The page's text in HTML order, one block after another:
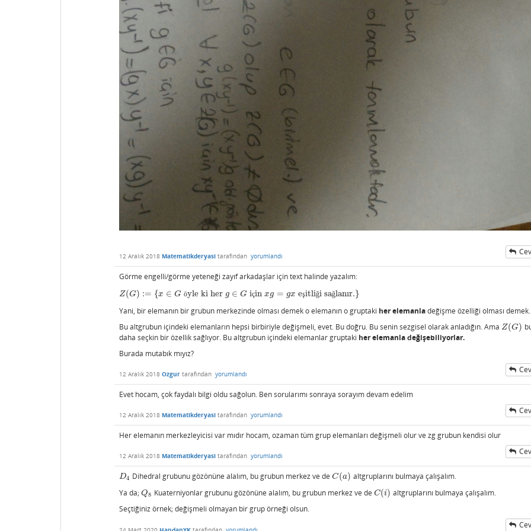
12 Aralık 2018 Matematikderyasi tarafından yorumlandı
Görme engelli/görme yeteneği zayıf arkadaşlar için text halinde yazalım:
Z(G) := {x ∈ G öyle ki her g ∈ G içinxg = gx eşitliği sağlanır.}
Z (G):={ x∈Göyle ki her g∈G içinxg=gxeşitliği sağlanır.}
Yani, bir elemanın bir grubun merkezinde olması demek o elemanın o gruptaki her elemanladeğişme özelliği olması demek.
Bu altgrubun içindeki elemanların hepsi birbiriyle değişmeli, evet. Bu doğru. Bu senin sezgisel olarak anladığın. Ama Z(G)
Z(G)
daha seçkin bir özellik sağlıyor. Bu altgrubun içindeki elemanlar gruptaki her elemanla değişebiliyorlar.
Burada mutabık mıyız?
12 Aralık 2018 Ozgur tarafından yorumlandı
Evet hocam, çok faydalı bilgi oldu sağolun. Ben sorularımı sonraya sorayım devam edelim
12 Aralık 2018 Matematikderyasi tarafından yorumlandı
Her elemanın merkezleyicisi var mıdır hocam, ozaman tüm grup elemanları değişmeli olur ve zg grubun kendisi olur
12 Aralık 2018 Matematikderyasi tarafından yorumlandı
D4
D4 Dihedral grubunu gözönüne alalım, bu grubun merkez ve deC(a)
C(a)
altgruplarını bulmaya çalışalım.
Ya da; Q8
Q8 Kuaterniyonlar grubunu gözönüne alalım, bu grubun merkez ve de C(i)
C(i)
altgruplarını bulmaya çalışalım.
Seçtiğiniz örnek; değişmeli olmayan bir grup örneği olsun.